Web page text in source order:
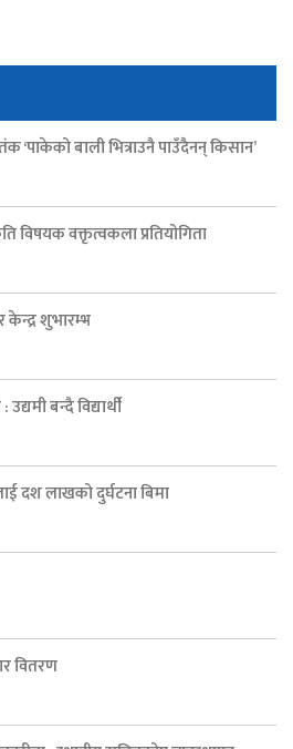
‘पाकेको बाली भित्राउनै पाउँदैनन् किसान’
विषयक वक्तृत्वकला प्रतियोगिता
शुभारम्भ
बन्दै विद्यार्थी
लाखको दुर्घटना बिमा
वितरण